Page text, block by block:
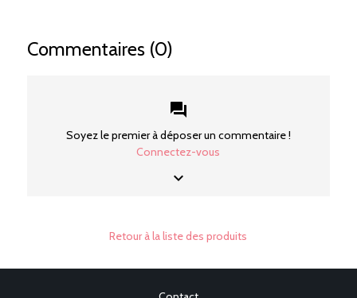
Commentaires (0)
forum
Soyez le premier à déposer un commentaire !
Connectez-vous
keyboard_arrow_down
Retour à la liste des produits